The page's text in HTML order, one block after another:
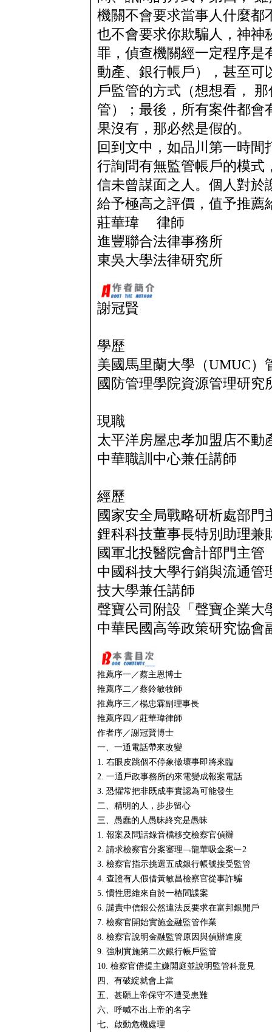
機關不會要求當事人什麼都
也不會要求你欺騙人，神神
罪，偵查機關經一定程序是
動產、銀行帳戶），甚至可
戶監管的方式（想想看，
管）；最後，所有案件都會
果沒有，那必然是假的。
回到文中，如品川第一時
行詢問有無監管帳戶的模式
信未曾謀面之人。個人對於
給予極高之評價，值予推薦
莊華瑋 律師
進豐聯合法律事務所
東吳大學法律研究所
謝冠賢
學歷
美國馬里蘭大學（UMUC）
國防管理學院資源管理研究
現職
太平洋房屋忠孝加盟店不動
中華職訓中心兼任講師
經歷
國家安全局戰略研析處部門
鋰科科技董事長特別助理兼
國軍北投醫院會計部門主管
中國科技大學行銷與流通管
技大學兼任講師
聲寶公司附設「聲寶企業大
中華民國高等政策研究協會
推薦序一／蔡主恩博士
推薦序二／蔡鈴敏牧師
推薦序三／楊忠霖副理事長
推薦序四／莊華瑋律師
作者序／謝冠賢博士
一、一通電話帶來改變
1. 右眼皮跳個不停象徵壞事即將來臨
2. 一通戶政事務所的來電變成報案電話
3. 恐懼常把非既成事實認為可能發生
二、精明的人，步步留心
三、愚蠢的人愚昧終究是愚昧
1. 報案及問話錄音檔移交檢察官偵辦
2. 請求檢察官分案審理﹁龍華吸金案﹂2
3. 檢察官指示挑選五成銀行帳號接受監管
4. 查證有人假借黃敏昌檢察官從事詐騙
5. 慣性思維來自於一樁間諜案
6. 譴責中信銀公然違法反要求在富邦銀開戶
7. 檢察官開始實施金融監管作業
8. 檢察官說明金融監管原因與偵辦進度
9. 強制實施第二次銀行帳戶監管
10. 檢察官借提主嫌開庭並說明監管科意見
四、有破綻就會上當
五、甚願上帝保守不遭受患難
六、呼喊不出上帝的名字
七、啟動危機處理